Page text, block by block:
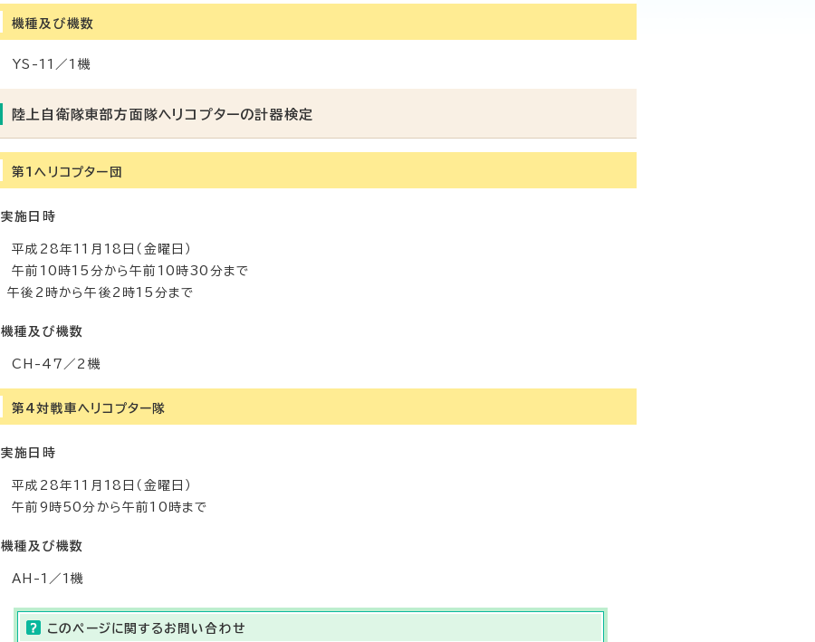
機種及び機数
YS-11／1機
陸上自衛隊東部方面隊ヘリコプターの計器検定
第1ヘリコプター団
実施日時
平成28年11月18日（金曜日）
午前10時15分から午前10時30分まで
午後2時から午後2時15分まで
機種及び機数
CH-47／2機
第4対戦車ヘリコプター隊
実施日時
平成28年11月18日（金曜日）
午前9時50分から午前10時まで
機種及び機数
AH-1／1機
このページに関する お問い合わせ